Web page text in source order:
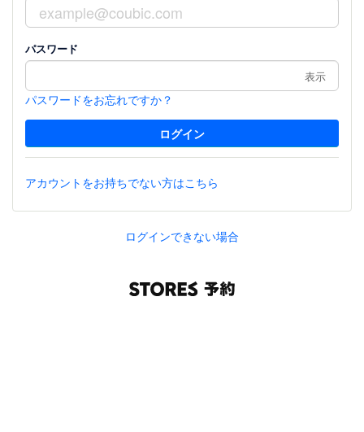
パスワード
表示
パスワードをお忘れですか？
アカウントをお持ちでない方はこちら
ログインできない場合